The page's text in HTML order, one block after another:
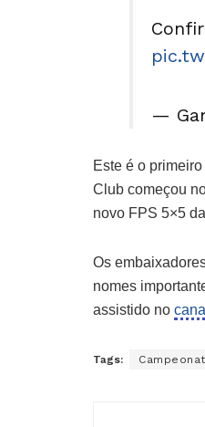
—
Este é o
Club começou
novo FPS 5×5
Os
nomes
assistido no
Tags: